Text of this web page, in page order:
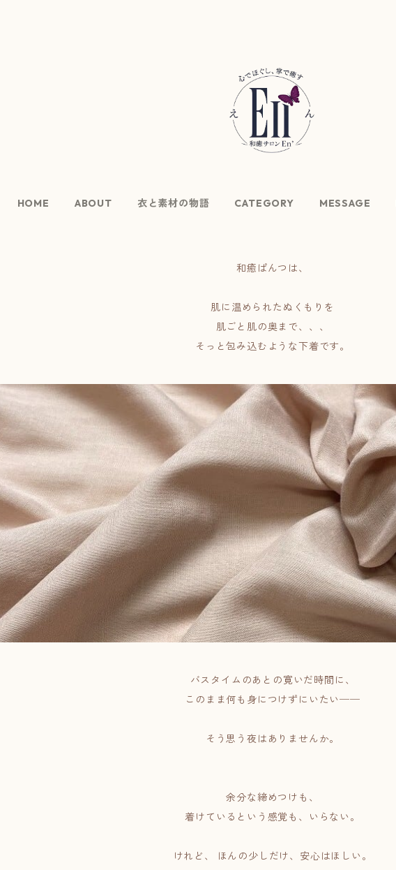
HOME ABOUT 衣と素材の物語 CATEGORY MESSAGE
和癒ぱんつは、
肌に温められたぬくもりを
肌ごと肌の奥まで、、、
そっと包み込むような下着です。
バスタイムのあとの寛いだ時間に、
このまま何も身につけずにいたい──
そう思う夜はありませんか。
余分な締めつけも、
着けているという感覚も、いらない。
けれど、 ほんの少しだけ、安心はほしい。